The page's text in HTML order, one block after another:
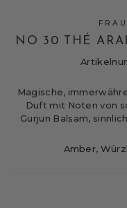
NO 30 THÉ
Magische,
Duft mit Noten von
Gurjun Balsam,
Amber,